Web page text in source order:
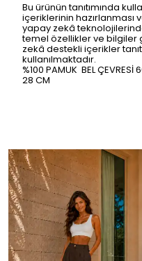
Bu ürünün tanıtımında
içeriklerinin
yapay zekâ
temel özellikler ve bilgiler
zekâ destekli içerikler
kullanılmaktadır.
%100 PAMUK BEL ÇEVRESİ
28 CM